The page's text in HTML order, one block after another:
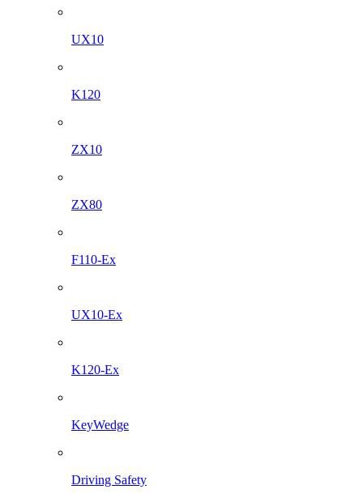
UX10
K120
ZX10
ZX80
F110-Ex
UX10-Ex
K120-Ex
KeyWedge
Driving Safety